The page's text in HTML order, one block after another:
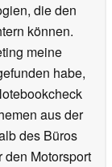
die den
können.
meine
habe,
aus der
des Büros
den Motorsport